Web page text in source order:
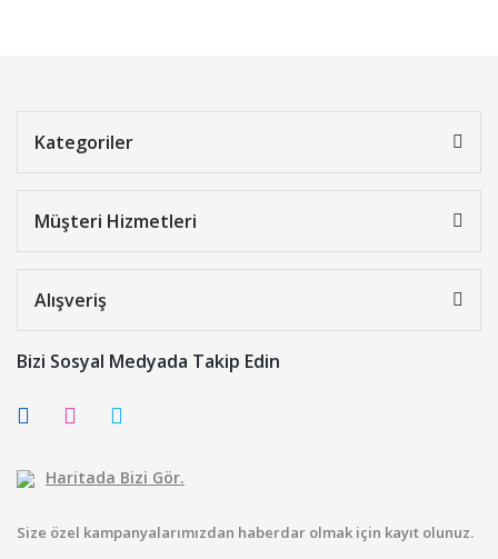
Kategoriler
Müşteri Hizmetleri
Alışveriş
Bizi Sosyal Medyada Takip Edin
Haritada Bizi Gör.
Size özel kampanyalarımızdan haberdar olmak için kayıt olunuz.